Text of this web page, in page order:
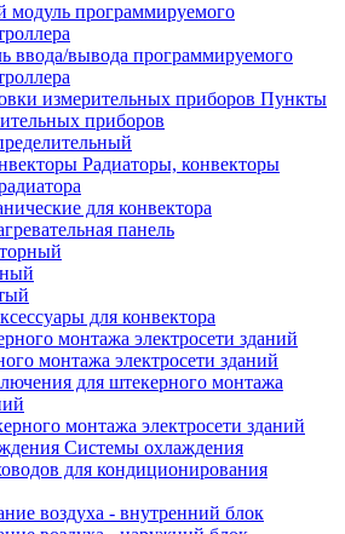
модуль программируемого
ввода/вывода программируемого
Пункты
приборов
Радиаторы, конвекторы
для конвектора
панель
для конвектора
монтажа электросети зданий
для штекерного монтажа
монтажа электросети зданий
Системы охлаждения
для кондиционирования
воздуха - внутренний блок